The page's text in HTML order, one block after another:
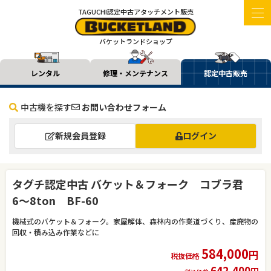
TAGUCHI認定中古アタッチメント販売
バケットランドショップ
レンタル 修理・メンテナンス 認定中古販売
中古機を探す お問い合わせフォーム
新規会員登録 ログイン
タグチ認定中古 バケット＆フォーク コブラ君
6～8ton BF-60
機械式のバケット＆フォーク。家屋解体、森林内の作業道づくり、産廃物の
回収・積み込み作業などに
税抜価格584,000円